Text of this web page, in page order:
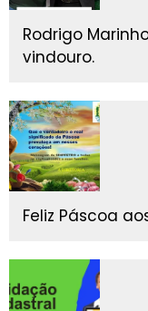
Rodrigo
vindouro.
Feliz Páscoa